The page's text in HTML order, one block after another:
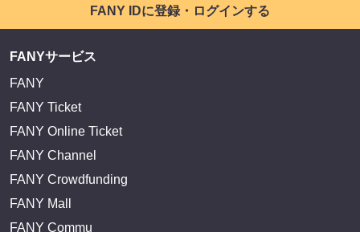
FANY IDに登録・ログインする
FANYサービス
FANY
FANY Ticket
FANY Online Ticket
FANY Channel
FANY Crowdfunding
FANY Mall
FANY Commu